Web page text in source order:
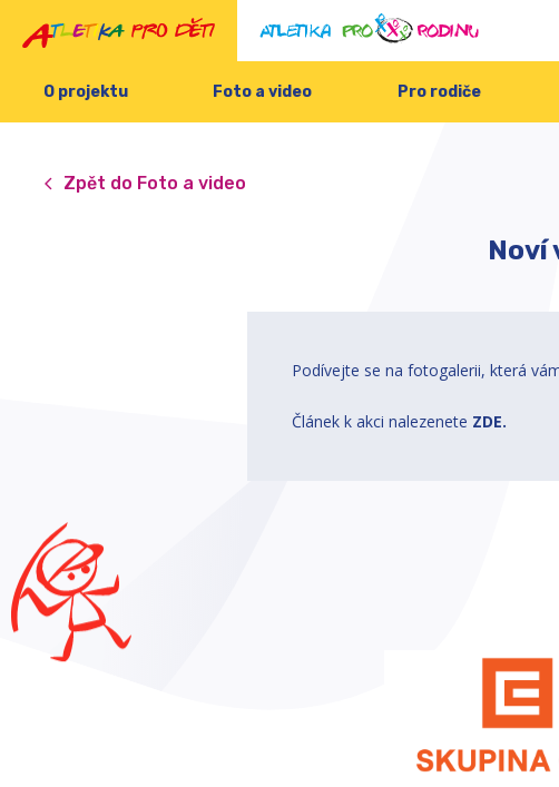
O projektu Foto a video Pro rodiče
Zpět do Foto a video
Noví
Podívejte se na fotogalerii, která
Článek k akci nalezenete ZDE.